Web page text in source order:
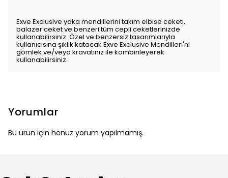
Exve Exclusive yaka mendillerini takım elbise ceketi,
balazer ceket ve benzeri tüm cepli ceketlerinizde
kullanabilirsiniz. Özel ve benzersiz tasarımlarıyla
kullanıcısına şıklık katacak Exve Exclusive Mendilleri'ni
gömlek ve/veya kravatınız ile kombinleyerek
kullanabilirsiniz.
Yorumlar
Bu ürün için henüz yorum yapılmamış.